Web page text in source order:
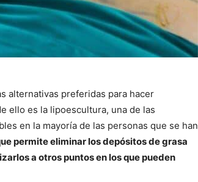
alternativas preferidas para hacer
ello es la lipoescultura, una de las
en la mayoría de las personas que se han
permite eliminar los depósitos de grasa
a otros puntos en los que pueden